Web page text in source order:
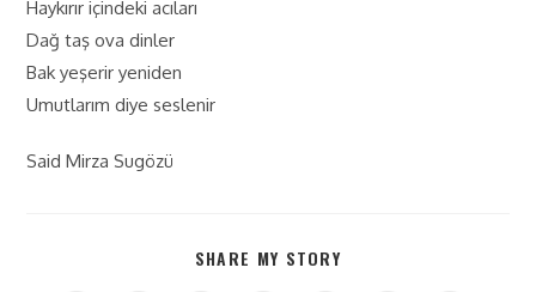
Haykırır içindeki acıları
Dağ taş ova dinler
Bak yeşerir yeniden
Umutlarım diye seslenir
Said Mirza Sugözü
SHARE MY STORY